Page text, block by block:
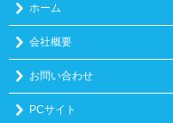
ホーム
会社概要
お問い合わせ
PCサイト